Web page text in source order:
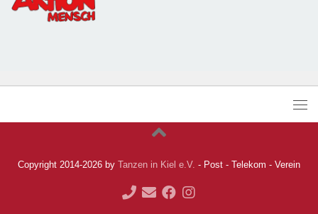
Copyright 2014-2026 by Tanzen in Kiel e.V. - Post - Telekom - Verein